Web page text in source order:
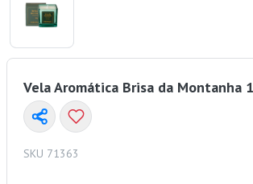
Vela Aromática Brisa da Montanha
SKU 71363